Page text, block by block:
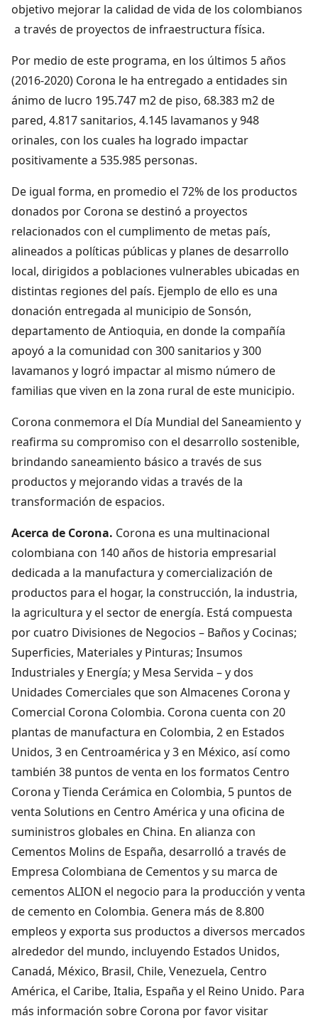
objetivo mejorar la calidad de vida de los colombianos
a través de proyectos de infraestructura física.
Por medio de este programa, en los últimos 5 años
(2016-2020) Corona le ha entregado a entidades sin
ánimo de lucro 195.747 m2 de piso, 68.383 m2 de
pared, 4.817 sanitarios, 4.145 lavamanos y 948
orinales, con los cuales ha logrado impactar
positivamente a 535.985 personas.
De igual forma, en promedio el 72% de los productos
donados por Corona se destinó a proyectos
relacionados con el cumplimento de metas país,
alineados a políticas públicas y planes de desarrollo
local, dirigidos a poblaciones vulnerables ubicadas en
distintas regiones del país. Ejemplo de ello es una
donación entregada al municipio de Sonsón,
departamento de Antioquia, en donde la compañía
apoyó a la comunidad con 300 sanitarios y 300
lavamanos y logró impactar al mismo número de
familias que viven en la zona rural de este municipio.
Corona conmemora el Día Mundial del Saneamiento y
reafirma su compromiso con el desarrollo sostenible,
brindando saneamiento básico a través de sus
productos y mejorando vidas a través de la
transformación de espacios.
Acerca de Corona. Corona es una multinacional
colombiana con 140 años de historia empresarial
dedicada a la manufactura y comercialización de
productos para el hogar, la construcción, la industria,
la agricultura y el sector de energía. Está compuesta
por cuatro Divisiones de Negocios – Baños y Cocinas;
Superficies, Materiales y Pinturas; Insumos
Industriales y Energía; y Mesa Servida – y dos
Unidades Comerciales que son Almacenes Corona y
Comercial Corona Colombia. Corona cuenta con 20
plantas de manufactura en Colombia, 2 en Estados
Unidos, 3 en Centroamérica y 3 en México, así como
también 38 puntos de venta en los formatos Centro
Corona y Tienda Cerámica en Colombia, 5 puntos de
venta Solutions en Centro América y una oficina de
suministros globales en China. En alianza con
Cementos Molins de España, desarrolló a través de
Empresa Colombiana de Cementos y su marca de
cementos ALION el negocio para la producción y venta
de cemento en Colombia. Genera más de 8.800
empleos y exporta sus productos a diversos mercados
alrededor del mundo, incluyendo Estados Unidos,
Canadá, México, Brasil, Chile, Venezuela, Centro
América, el Caribe, Italia, España y el Reino Unido. Para
más información sobre Corona por favor visitar